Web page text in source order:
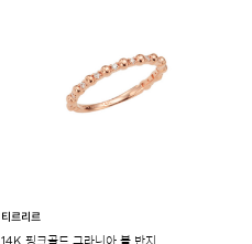
티르리르